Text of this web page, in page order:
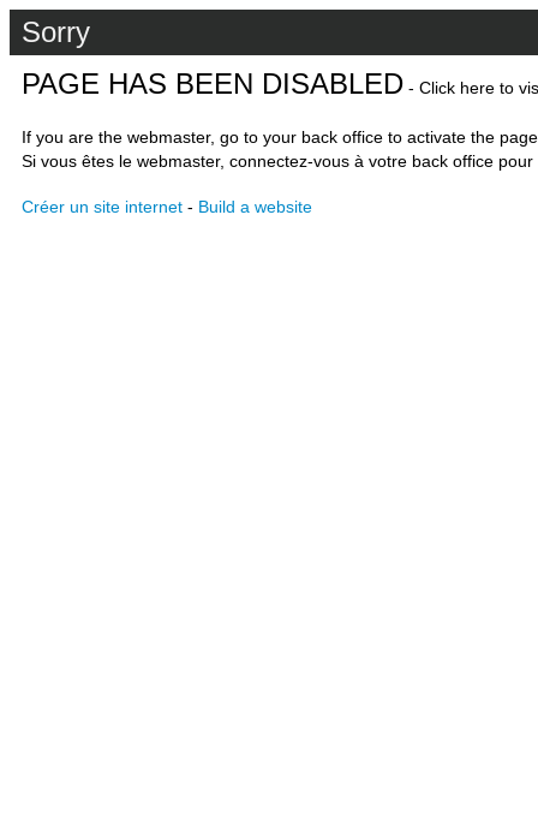
Sorry
PAGE HAS BEEN DISABLED - Click here to
If you are the webmaster, go to your back office to activate the
Si vous êtes le webmaster, connectez-vous à votre back office
Créer un site internet - Build a website